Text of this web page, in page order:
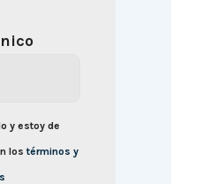
y estoy de
lostérminos y